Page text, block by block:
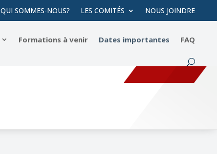
QUI SOMMES-NOUS? LES COMITÉS NOUS JOINDRE
Formations à venir Dates importantes FAQ